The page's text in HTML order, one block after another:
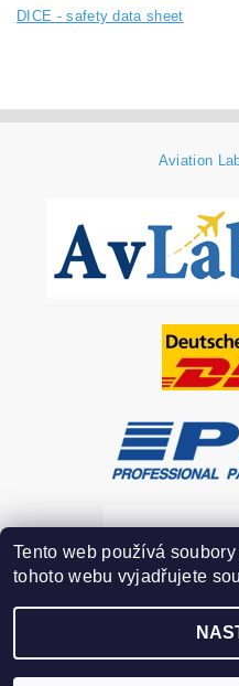
DICE - safety data sheet
Aviation
2026 ©FOR-FLY.COM, všechna
Tento web používá
tohoto webu vyjadřujete